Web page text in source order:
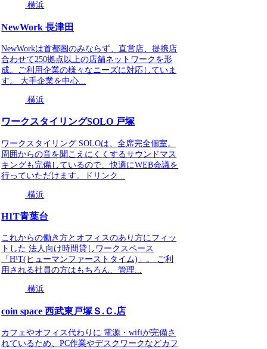
横浜
NewWork 長津田
NewWorkは首都圏のみならず、直営店、提携店
合わせて250拠点以上の店舗ネットワークを形
成。ご利用企業の様々なニーズに対応していま
す。 大手企業を中心...
横浜
ワークスタイリングSOLO 戸塚
ワークスタイリング SOLOは、全席完全個室。
周囲からの音を聞こえにくくするサウンドマス
キングも完備しているので、快適にWEB会議を
行っていただけます。ドリンク...
横浜
H1T青葉台
これからの働き方とオフィスのあり方にフィッ
トした 法人向け時間貸しワークスペース
「H¹T(ヒューマンファーストタイム)」。 ご利
用される社員の方はもちろん、管理...
横浜
coin space 西武東戸塚Ｓ.Ｃ.店
カフェやオフィス代わりに 電源・wifiが完備さ
れているため、PC作業やデスクワークなどカフ